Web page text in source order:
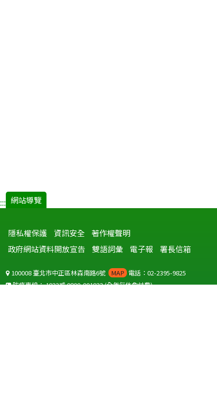
::: 網站導覽
隱私權保護 資訊安全 著作權聲明
政府網站資料開放宣告
雙語詞彙 電子報 署長信箱
100008 臺北市中正區林森南路6號 MAP 電話：02-2395-9825
防疫專線：1922或0800-001922(全年無休免付費)